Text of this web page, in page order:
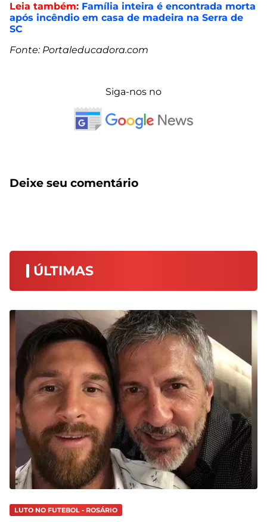
Leia também: Família inteira é encontrada morta
após incêndio em casa de madeira na Serra de
SC
Fonte: Portaleducadora.com
Siga-nos no
Deixe seu comentário
ÚLTIMAS
LUTO NO FUTEBOL - ROSÁRIO